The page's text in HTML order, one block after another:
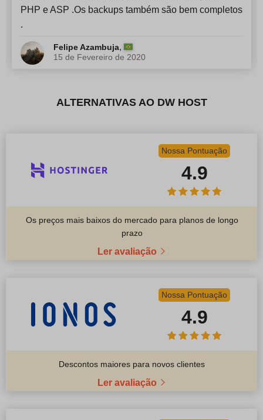
PHP e ASP .Os backups também são bem completos
.
Felipe Azambuja,
15 de Fevereiro de 2020
ALTERNATIVAS AO DW HOST
Nossa Pontuação
4.9
Os preços mais baixos do mercado para planos de longo
prazo
Ler avaliação
Nossa Pontuação
4.9
Descontos maiores para novos clientes
Ler avaliação